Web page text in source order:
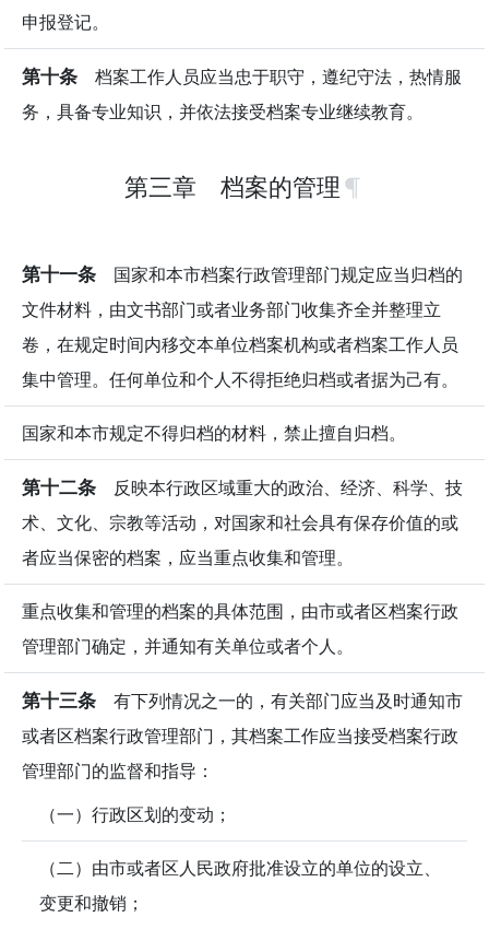
申报登记。
第十条 档案工作人员应当忠于职守，遵纪守法，热情服
务，具备专业知识，并依法接受档案专业继续教育。
第三章 档案的管理
第十一条 国家和本市档案行政管理部门规定应当归档的
文件材料，由文书部门或者业务部门收集齐全并整理立
卷，在规定时间内移交本单位档案机构或者档案工作人员
集中管理。任何单位和个人不得拒绝归档或者据为己有。
国家和本市规定不得归档的材料，禁止擅自归档。
第十二条 反映本行政区域重大的政治、经济、科学、技
术、文化、宗教等活动，对国家和社会具有保存价值的或
者应当保密的档案，应当重点收集和管理。
重点收集和管理的档案的具体范围，由市或者区档案行政
管理部门确定，并通知有关单位或者个人。
第十三条 有下列情况之一的，有关部门应当及时通知市
或者区档案行政管理部门，其档案工作应当接受档案行政
管理部门的监督和指导：
（一）行政区划的变动；
（二）由市或者区人民政府批准设立的单位的设立、
变更和撤销；